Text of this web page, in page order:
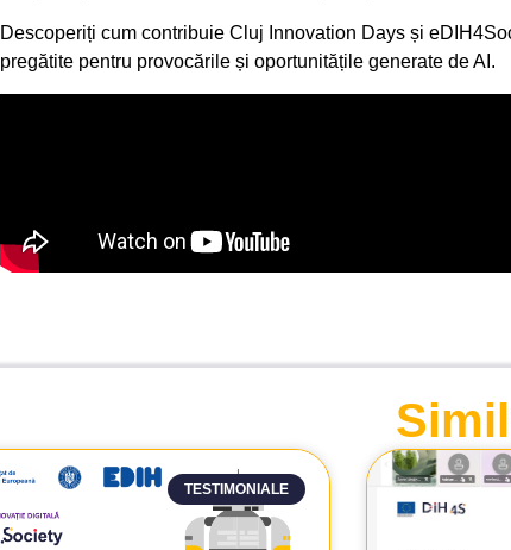
Descoperiți cum contribuie Cluj Innovation Days și
pregătite pentru provocările și oportunitățile generate de AI.
TESTIMONIALE